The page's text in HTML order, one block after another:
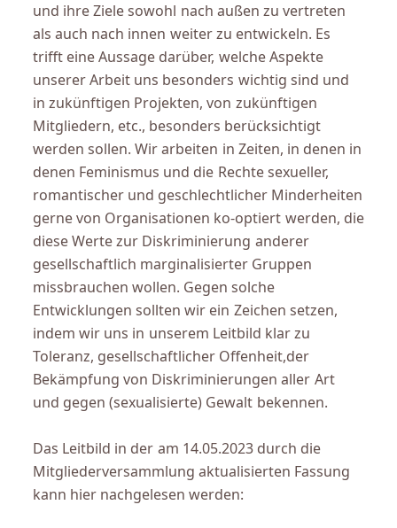
und ihre Ziele sowohl nach außen zu vertreten
als auch nach innen weiter zu entwickeln. Es
trifft eine Aussage darüber, welche Aspekte
unserer Arbeit uns besonders wichtig sind und
in zukünftigen Projekten, von zukünftigen
Mitgliedern, etc., besonders berücksichtigt
werden sollen. Wir arbeiten in Zeiten, in denen in
denen Feminismus und die Rechte sexueller,
romantischer und geschlechtlicher Minderheiten
gerne von Organisationen ko-optiert werden, die
diese Werte zur Diskriminierung anderer
gesellschaftlich marginalisierter Gruppen
missbrauchen wollen. Gegen solche
Entwicklungen sollten wir ein Zeichen setzen,
indem wir uns in unserem Leitbild klar zu
Toleranz, gesellschaftlicher Offenheit,der
Bekämpfung von Diskriminierungen aller Art
und gegen (sexualisierte) Gewalt bekennen.
Das Leitbild in der am 14.05.2023 durch die
Mitgliederversammlung aktualisierten Fassung
kann hier nachgelesen werden: